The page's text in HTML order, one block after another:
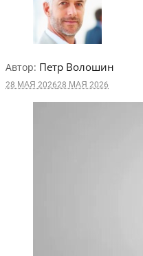
Автор: Петр Волошин
28 МАЯ 202628 МАЯ 2026